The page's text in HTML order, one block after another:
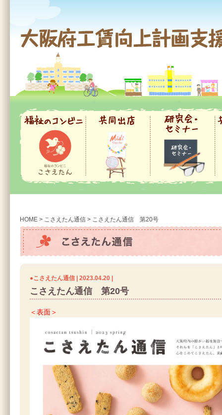
福祉のコンビニ 共同出店 研究会・セミナー
HOME > こさえたん通信 > こさえたん通信 第20号
●こさえたん通信 | 2023.04.20 |
こさえたん通信 第20号
＜表面＞